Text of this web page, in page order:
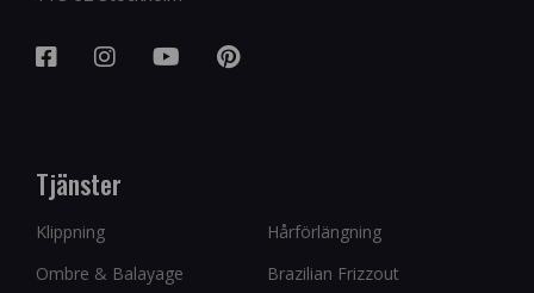
Tjänster
Klippning
Hårförlängning
Ombre & Balayage
Brazilian Frizzout